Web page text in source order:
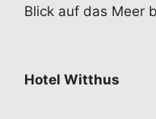
Blick auf das Meer
Hotel Witthus